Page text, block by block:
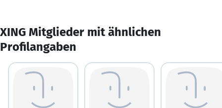
XING Mitglieder mit ähnlichen
Profilangaben